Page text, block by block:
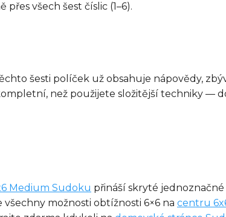
všech šest číslic (1–6).
šesti políček už obsahuje nápovědy,
než použijete složitější techniky —
Medium Sudoku přináší skryté
možnosti obtížnosti 6×6 na centru